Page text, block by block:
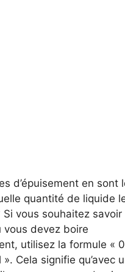
d’épuisement en sont
quantité de liquide
vous souhaitez savoir
vous devez boire
utilisez la formule «
Cela signifie qu’avec